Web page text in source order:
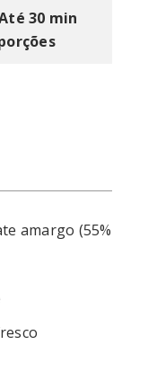
30 min
amargo (55%